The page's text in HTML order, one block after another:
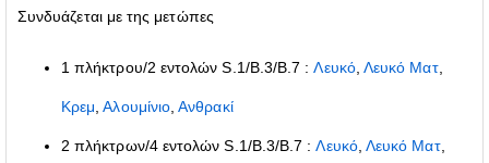
Συνδυάζεται με της μετώπες
1 πλήκτρου/2 εντολών S.1/B.3/B.7 :Λευκό, Λευκό Ματ,
Κρεμ ,Αλουμίνιο ,Ανθρακί
2 πλήκτρων/4 εντολών S.1/B.3/B.7 :Λευκό, Λευκό Ματ,